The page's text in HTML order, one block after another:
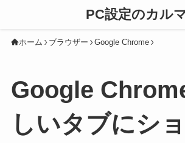
PC設定のカル
ホーム ブラウザー Google Chrome
Google
しいタブにシ